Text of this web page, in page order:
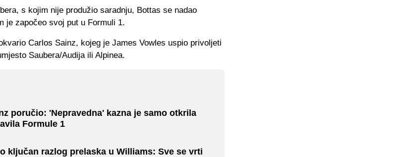
s kojim nije produžio saradnju, Bottas se nadao
je započeo svoj put u Formuli 1.
Carlos Sainz, kojeg je James Vowles uspio privoljeti
Saubera/Audija ili Alpinea.
poručio: 'Nepravedna' kazna je samo otkrila
Formule 1
ključan razlog prelaska u Williams: Sve se vrti